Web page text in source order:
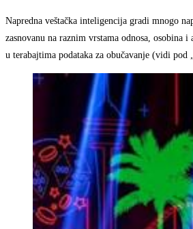
Napredna veštačka inteligencija gradi mnogo
zasnovanu na raznim vrstama odnosa, osobina i
u terabajtima podataka za obučavanje (vidi pod